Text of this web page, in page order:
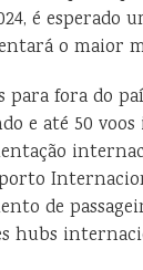
é esperado
o maior
para fora do
e até 50
de
hubs